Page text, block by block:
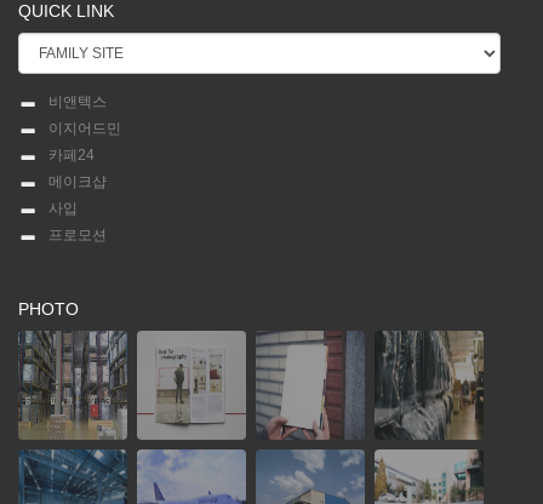
QUICK LINK
비앤텍스
이지어드민
카페24
메이크샵
사입
프로모션
PHOTO